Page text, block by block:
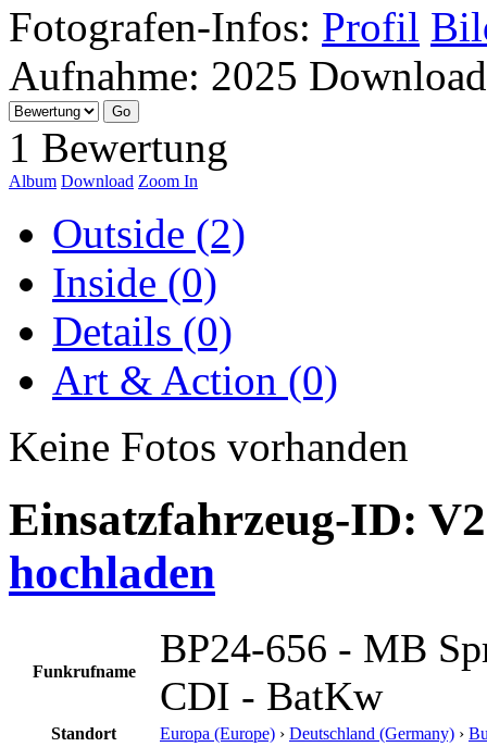
Fotografen-Infos: Profil
Aufnahme: 2025
1 Bewertung
Album Download Zoom In
Outside (2)
Inside (0)
Details (0)
Art & Action (0)
Keine Fotos vorhanden
Einsatzfahrzeug-ID:
hochladen
Funkrufname
BP24-656 - MB
CDI - BatKw
Standort Europa (Europe) › Deutschland (Germany) ›